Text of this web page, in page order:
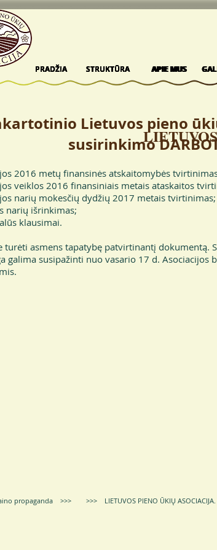
APIE MUS
STRUKTŪRA
PRADŽIA STRUKTŪRA APIE MUS
PRADŽIA
PRADŽIA STRUKTŪRA APIE MUS
PRADŽIA STRUKTŪRA APIE MUS
PRADŽIA STRUKTŪRA APIE MUS
Lietuvos pieno
susirinkimo
2016 metų finansinės atskaitomybės
veiklos 2016 finansiniais metais ataskaitos
narių mokesčių dydžių 2017 metais tvirtinimas;
narių išrinkimas;
klausimai.
turėti asmens tapatybę patvirtinantį dokumentą.
galima susipažinti nuo vasario 17 d. Asociacijos
propaganda >>> >>> LIETUVOS PIENO ŪKIŲ ASOCIACIJA.